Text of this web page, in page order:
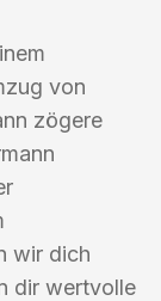
von
zögere
wir dich
dir wertvolle